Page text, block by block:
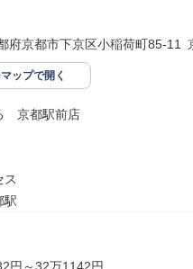
府京都市下京区小稲荷町85-11
ップで開く
　京都駅前店
ス
駅